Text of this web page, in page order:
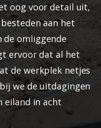
oog voor detail uit,
aan het
de omliggende
ervoor dat al het
de werkplek netjes
we de uitdagingen
eiland in acht